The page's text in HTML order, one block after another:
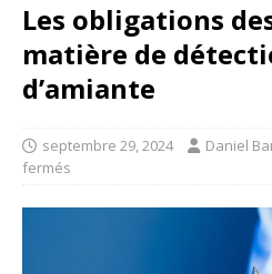
Les obligations
matière de
d’amiante
septembre 29, 2024 Daniel
fermés